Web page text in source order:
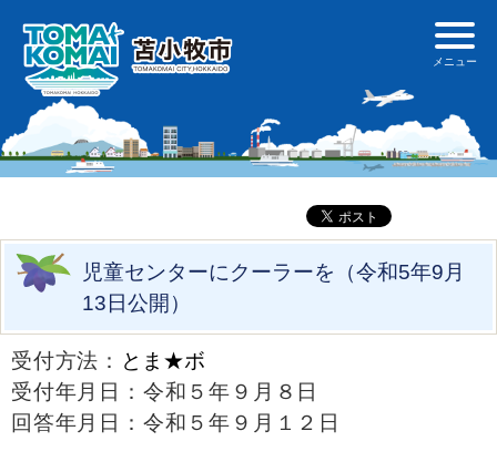
児童センターにクーラーを（令和5年9月
13日公開）
受付方法： とま★ボ
受付年月日：令和５年９月８日
回答年月日：令和５年９月１２日